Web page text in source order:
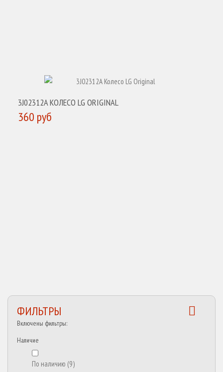
3J02312A КОЛЕСО LG ORIGINAL
360 руб
ФИЛЬТРЫ
Включены фильтры:
Наличие
По наличию (9)